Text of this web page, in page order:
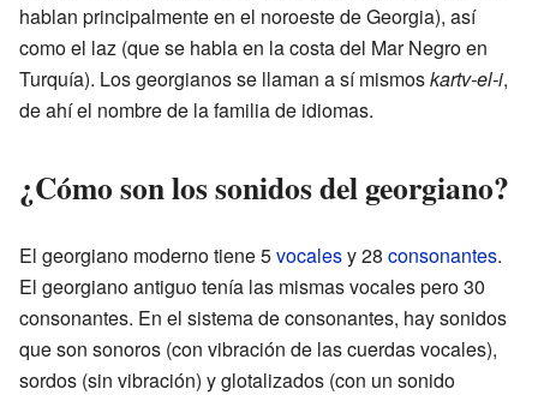
hablan principalmente en el noroeste de Georgia), así
como el laz (que se habla en la costa del Mar Negro en
Turquía). Los georgianos se llaman a sí mismoskartv-el-i,
de ahí el nombre de la familia de idiomas.
¿Cómo son los sonidos del georgiano?
El georgiano moderno tiene 5vocalesy 28 consonantes.
El georgiano antiguo tenía las mismas vocales pero 30
consonantes. En el sistema de consonantes, hay sonidos
que son sonoros (con vibración de las cuerdas vocales),
sordos (sin vibración) y glotalizados (con un sonido